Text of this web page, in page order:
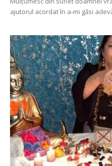
ajutorul acordat în a-mi găsi